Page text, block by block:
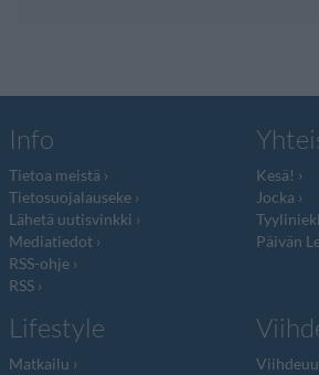
Info
Tietoa meistä
Tietosuojalauseke
Lähetä uutisvinkki
Mediatiedot
RSS-ohje
RSS
Kesä!
Jocka
Päivän
Lifestyle
Matkailu